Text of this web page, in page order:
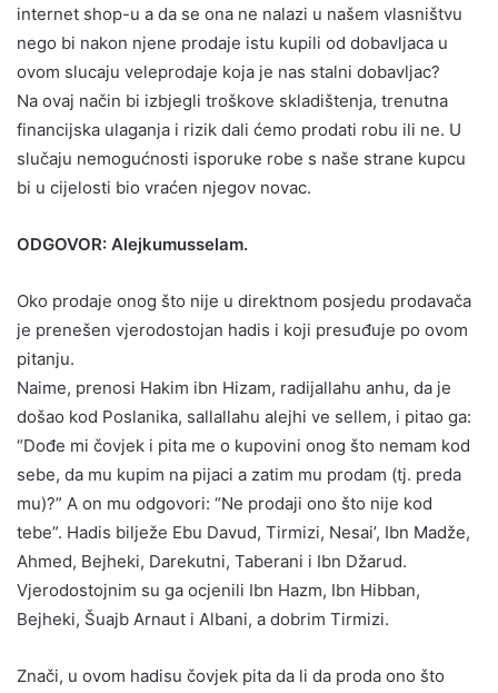
internet shop-u a da se ona ne nalazi u našem vlasništvu
nego bi nakon njene prodaje istu kupili od dobavljaca u
ovom slucaju veleprodaje koja je nas stalni dobavljac?
Na ovaj način bi izbjegli troškove skladištenja, trenutna
financijska ulaganja i rizik dali ćemo prodati robu ili ne. U
slučaju nemogućnosti isporuke robe s naše strane kupcu
bi u cijelosti bio vraćen njegov novac.
ODGOVOR: Alejkumusselam.
Oko prodaje onog što nije u direktnom posjedu prodavača
je prenešen vjerodostojan hadis i koji presuđuje po ovom
pitanju.
Naime, prenosi Hakim ibn Hizam, radijallahu anhu, da je
došao kod Poslanika, sallallahu alejhi ve sellem, i pitao ga:
“Dođe mi čovjek i pita me o kupovini onog što nemam kod
sebe, da mu kupim na pijaci a zatim mu prodam (tj. preda
mu)?” A on mu odgovori: “Ne prodaji ono što nije kod
tebe”. Hadis bilježe Ebu Davud, Tirmizi, Nesai’, Ibn Madže,
Ahmed, Bejheki, Darekutni, Taberani i Ibn Džarud.
Vjerodostojnim su ga ocjenili Ibn Hazm, Ibn Hibban,
Bejheki, Šuajb Arnaut i Albani, a dobrim Tirmizi.
Znači, u ovom hadisu čovjek pita da li da proda ono što